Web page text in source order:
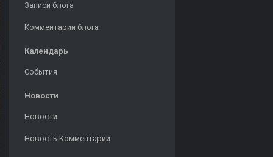
Записи блога
Комментарии блога
Календарь
События
Новости
Новости
Новость Комментарии